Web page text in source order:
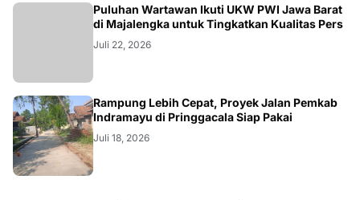
Puluhan Wartawan Ikuti UKW PWI Jawa Barat
di Majalengka untuk Tingkatkan Kualitas Pers
Juli 22, 2026
LOKAL
Rampung Lebih Cepat, Proyek Jalan Pemkab
Indramayu di Pringgacala Siap Pakai
Juli 18, 2026